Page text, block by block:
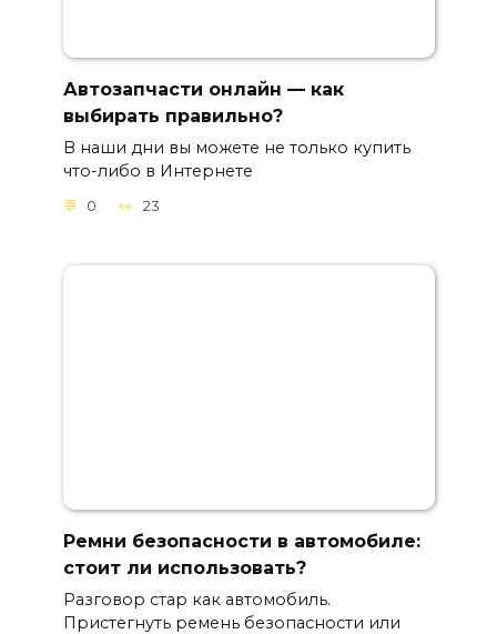
Автозапчасти онлайн — как
выбирать правильно?
В наши дни вы можете не только купить
что-либо в Интернете
0 23
Ремни безопасности в автомобиле:
стоит ли использовать?
Разговор стар как автомобиль.
Пристегнуть ремень безопасности или